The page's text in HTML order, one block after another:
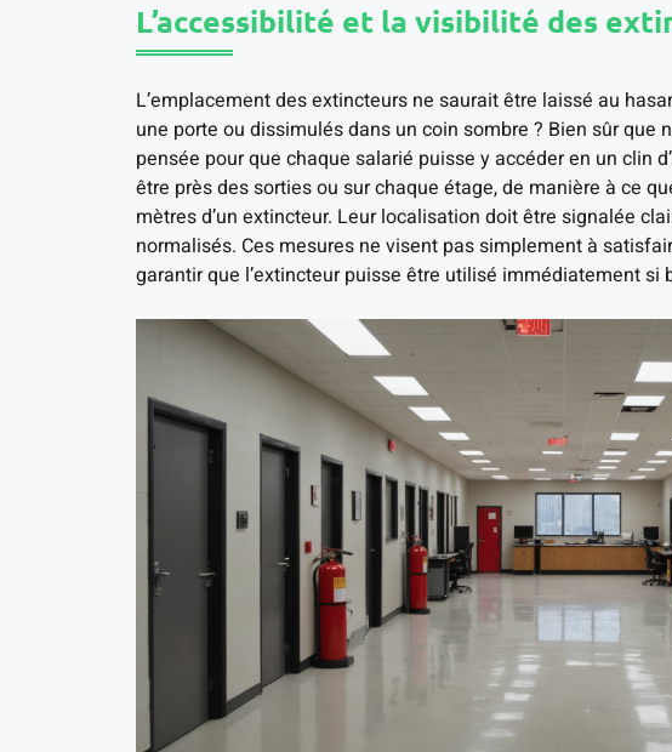
L’accessibilité et la visibilité des
L’emplacement des extincteurs ne saurait être laissé au
une porte ou dissimulés dans un coin sombre ? Bien sûr que
pensée pour que chaque salarié puisse y accéder en un clin
être près des sorties ou sur chaque étage, de manière à ce
mètres d’un extincteur. Leur localisation doit être signalée
normalisés. Ces mesures ne visent pas simplement à
garantir que l’extincteur puisse être utilisé immédiatement si